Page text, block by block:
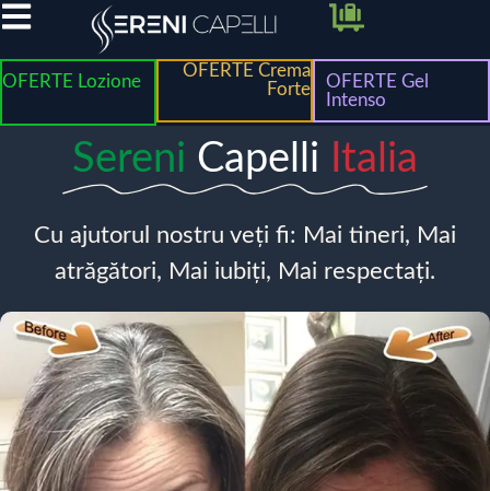
OFERTE Lozione
OFERTE Crema
Forte
OFERTE Gel
Intenso
Sereni Capelli Italia
Cu ajutorul nostru veți fi: Mai tineri, Mai
atrăgători, Mai iubiți, Mai respectați.